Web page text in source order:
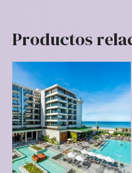
Productos